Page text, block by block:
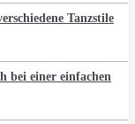
Tanzstile
bei einer einfachen